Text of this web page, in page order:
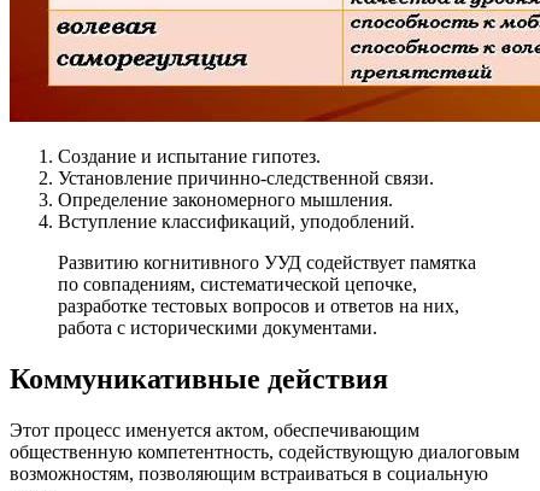
Создание и испытание гипотез.
Установление причинно-следственной связи.
Определение закономерного мышления.
Вступление классификаций, уподоблений.
Развитию когнитивного УУД содействует памятка
по совпадениям, систематической цепочке,
разработке тестовых вопросов и ответов на них,
работа с историческими документами.
Коммуникативные действия
Этот процесс именуется актом, обеспечивающим
общественную компетентность, содействующую диалоговым
возможностям, позволяющим встраиваться в социальную